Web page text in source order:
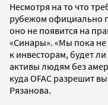
Несмотря на то что
рубежом официально
оно не появится на
«Синары». «Мы пока не
к инвесторам, будет
активы людям без
куда OFAC разрешит
Рязанова.